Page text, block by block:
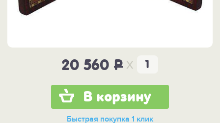
20 560 P x
В корзину
Быстрая покупка 1 клик